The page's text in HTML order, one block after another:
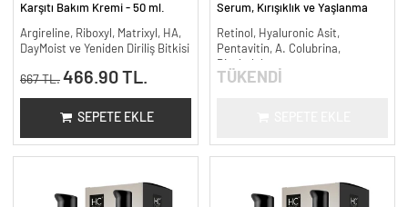
Karşıtı Bakım Kremi - 50 ml.
Argireline, Riboxyl, Matrixyl, HA,
DayMoist ve Yeniden Diriliş Bitkisi
667 TL. 466.90 TL.
SEPETE EKLE
Serum, Kırışıklık ve Yaşlanma
Retinol, Hyaluronic Asit,
Pentavitin, A. Colubrina,
Bisabolol
TÜKENDİ